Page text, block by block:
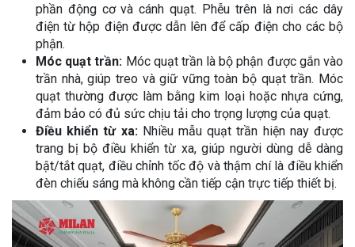
phần động cơ và cánh quạt. Phễu trên là nơi các dây
điện từ hộp điện được dẫn lên để cấp điện cho các bộ
phận.
Móc quạt trần: Móc quạt trần là bộ phận được gắn vào
trần nhà, giúp treo và giữ vững toàn bộ quạt trần. Móc
quạt thường được làm bằng kim loại hoặc nhựa cứng,
đảm bảo có đủ sức chịu tải cho trọng lượng của quạt.
Điều khiển từ xa: Nhiều mẫu quạt trần hiện nay được
trang bị bộ điều khiển từ xa, giúp người dùng dễ dàng
bật/tắt quạt, điều chỉnh tốc độ và thậm chí là điều khiển
đèn chiếu sáng mà không cần tiếp cận trực tiếp thiết bị.